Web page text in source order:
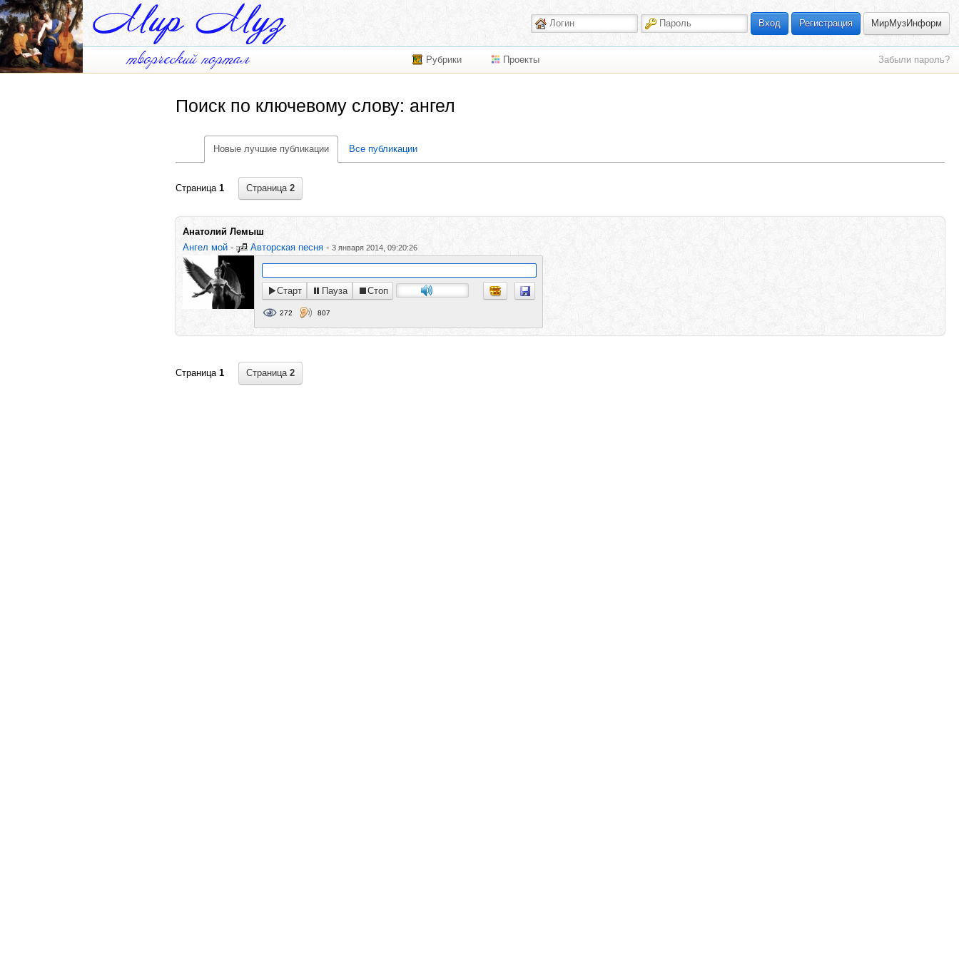
Вход Регистрация МирМузИнформ
Рубрики Проекты Забыли пароль?
Поиск по ключевому слову: ангел
Новые лучшие публикации Все публикации
Страница 1 Страница 2
Анатолий Лемыш
Ангел мой - Авторская песня - 3 января 2014, 09:20:26
Старт Пауза Стоп
272 807
Страница 1 Страница 2